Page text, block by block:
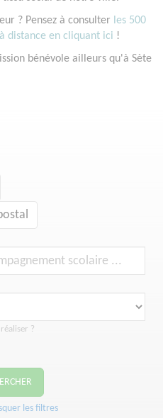
? Pensez à consulter les 500
distance en cliquant ici !
bénévole ailleurs qu'à Sète
?
les filtres